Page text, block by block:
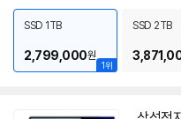
1위
SSD 1TB
2,799,000원
SSD 2TB